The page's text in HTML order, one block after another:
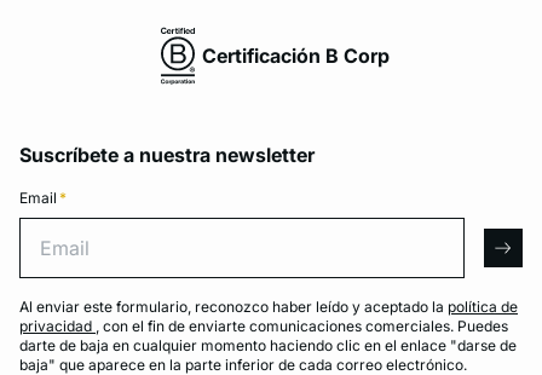
Certificación B Corp
Suscríbete a nuestra newsletter
Email *
Al enviar este formulario, reconozco haber leído y aceptado la política de
privacidad , con el fin de enviarte comunicaciones comerciales. Puedes
darte de baja en cualquier momento haciendo clic en el enlace "darse de
baja" que aparece en la parte inferior de cada correo electrónico.